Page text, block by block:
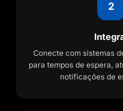
2
Conecte com sistemas
para tempos de espera,
notificações de